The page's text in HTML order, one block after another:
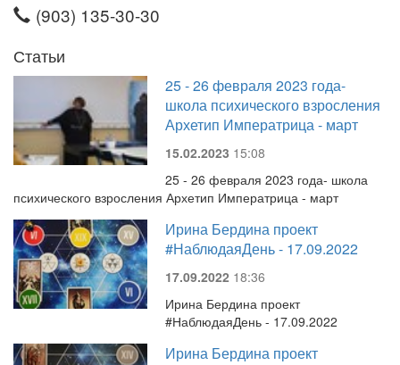
(903) 135-30-30
Статьи
25 - 26 февраля 2023 года-
школа психического взросления
Архетип Императрица - март
15.02.2023 15:08
25 - 26 февраля 2023 года- школа
психического взросления Архетип Императрица - март
Ирина Бердина проект
#НаблюдаяДень - 17.09.2022
17.09.2022 18:36
Ирина Бердина проект
#НаблюдаяДень - 17.09.2022
Ирина Бердина проект